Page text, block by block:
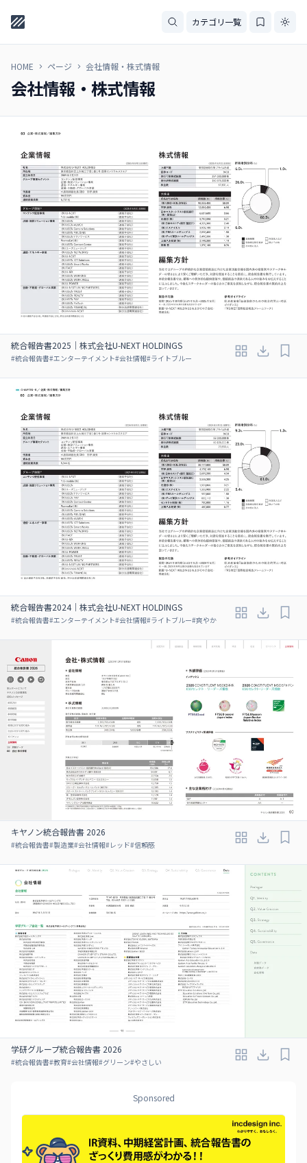
カテゴリ一覧
HOME ページ 会社情報・株式情報
会社情報・株式情報
統合報告書2025｜株式会社U-NEXT HOLDINGS
#統合報告書#エンターテイメント#会社情報#ライトブルー
統合報告書2024｜株式会社U-NEXT HOLDINGS
#統合報告書#エンターテイメント#会社情報#ライトブルー#爽やか
キヤノン統合報告書 2026
#統合報告書#製造業#会社情報#レッド#信頼感
学研グループ統合報告書 2026
#統合報告書#教育#会社情報#グリーン#やさしい
Sponsored